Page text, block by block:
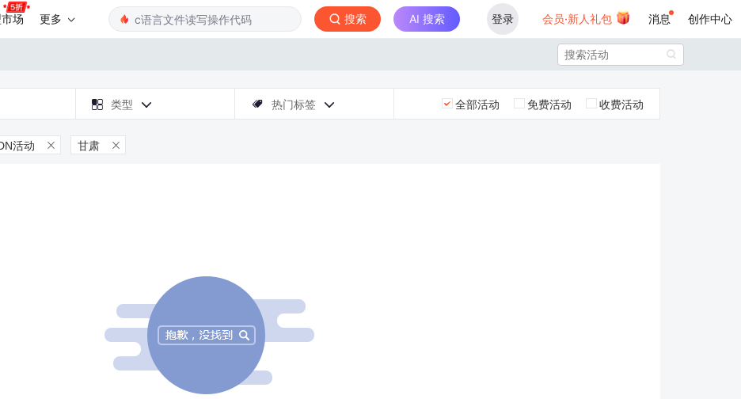
场 更多 搜索 AI 搜索 登录 会员·新人礼包 消息 创作中心

 类型   热门标签  全部活动 免费活动 收费活动
活动  甘肃 